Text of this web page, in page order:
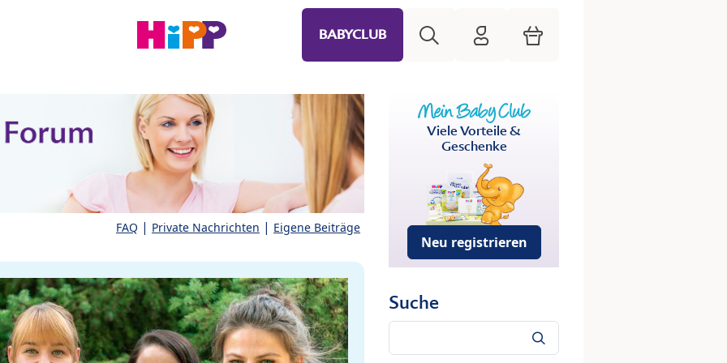
BABYCLUB HiPP Mein Babyclub
Warenkorb
FAQ | Private Nachrichten | Eigene Beiträge
Viele Vorteile &
Geschenke
Neu registrieren
Suche